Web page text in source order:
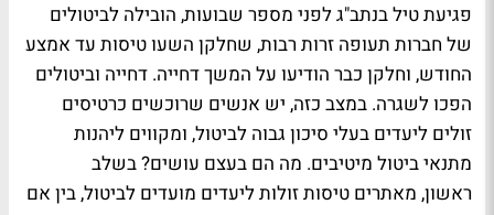
פגיעת טיל בנתב"ג לפני מספר שבועות, הובילה לביטולים
של חברות תעופה זרות רבות, שחלקן השעו טיסות עד אמצע
החודש, וחלקן כבר הודיעו על המשך דחייה. דחייה וביטולים
הפכו לשגרה. במצב כזה, יש אנשים שרוכשים כרטיסים
זולים ליעדים בעלי סיכון גבוה לביטול, ומקווים ליהנות
מתנאי ביטול מיטיבים. מה הם בעצם עושים? בשלב
ראשון, מאתרים טיסות זולות ליעדים מועדים לביטול, בין אם